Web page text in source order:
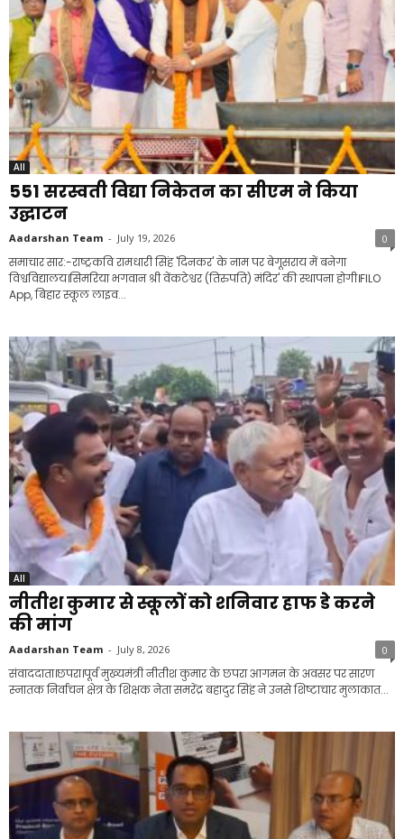
All
551 सरस्वती विद्या निकेतन का सीएम ने किया
उद्घाटन
Aadarshan Team - July 19, 2026 0
समाचार सार:-राष्ट्रकवि रामधारी सिंह 'दिनकर' के नाम पर बेगूसराय में बनेगा
विश्वविद्यालय।सिमरिया भगवान श्री वेंकटेश्वर (तिरुपति) मंदिर' की स्थापना होगी।FILO
App, बिहार स्कूल लाइव...
All
नीतीश कुमार से स्कूलों को शनिवार हाफ डे करने
की मांग
Aadarshan Team - July 8, 2026 0
संवाददाता।छपरा।पूर्व मुख्यमंत्री नीतीश कुमार के छपरा आगमन के अवसर पर सारण
स्नातक निर्वाचन क्षेत्र के शिक्षक नेता समरेंद्र बहादुर सिंह ने उनसे शिष्टाचार मुलाकात...